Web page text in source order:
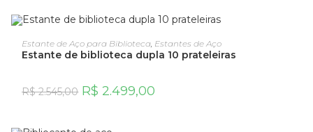
ADICIONAR AO CARRINHO
Estante de Aço para Biblioteca Estantes de Aço
Estante de biblioteca dupla 10 prateleiras
R$2.545,00 R$ 2.499,00